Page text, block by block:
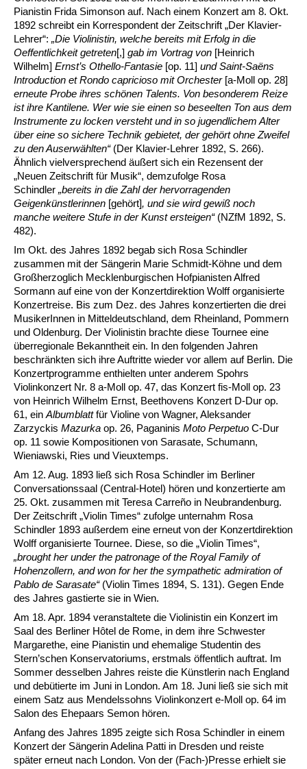
Pianistin Frida Simonson auf. Nach einem Konzert am 8. Okt.
1892 schreibt ein Korrespondent der Zeitschrift „Der Klavier-
Lehrer“: „Die Violinistin, welche bereits mit Erfolg in die
Oeffentlichkeit getreten[,] gab im Vortrag von [Heinrich
Wilhelm] Ernst’s Othello-Fantasie [op. 11] und Saint-Saëns
Introduction et Rondo capricioso mit Orchester [a-Moll op. 28]
erneute Probe ihres schönen Talents. Von besonderem Reize
ist ihre Kantilene. Wer wie sie einen so beseelten Ton aus dem
Instrumente zu locken versteht und in so jugendlichem Alter
über eine so sichere Technik gebietet, der gehört ohne Zweifel
zu den Auserwählten“(Der Klavier-Lehrer 1892, S. 266).
Ähnlich vielversprechend äußert sich ein Rezensent der
„Neuen Zeitschrift für Musik“, demzufolge Rosa
Schindler „bereits in die Zahl der hervorragenden
Geigenkünstlerinnen [gehört], und sie wird gewiß noch
manche weitere Stufe in der Kunst ersteigen“(NZfM 1892, S.
482).
Im Okt. des Jahres 1892 begab sich Rosa Schindler
zusammen mit der Sängerin Marie Schmidt-Köhne und dem
Großherzoglich Mecklenburgischen Hofpianisten Alfred
Sormann auf eine von der Konzertdirektion Wolff organisierte
Konzertreise. Bis zum Dez. des Jahres konzertierten die drei
MusikerInnen in Mitteldeutschland, dem Rheinland, Pommern
und Oldenburg. Der Violinistin brachte diese Tournee eine
überregionale Bekanntheit ein. In den folgenden Jahren
beschränkten sich ihre Auftritte wieder vor allem auf Berlin. Die
Konzertprogramme enthielten unter anderem Spohrs
Violinkonzert Nr. 8 a-Moll op. 47, das Konzert fis-Moll op. 23
von Heinrich Wilhelm Ernst, Beethovens Konzert D-Dur op.
61, ein Albumblattfür Violine von Wagner, Aleksander
Zarzyckis Mazurka op. 26, Paganinis Moto Perpetuo C-Dur
op. 11 sowie Kompositionen von Sarasate, Schumann,
Wieniawski, Ries und Vieuxtemps.
Am 12. Aug. 1893 ließ sich Rosa Schindler im Berliner
Conversationssaal (Central-Hotel) hören und konzertierte am
25. Okt. zusammen mit Teresa Carreño in Neubrandenburg.
Der Zeitschrift „Violin Times“ zufolge unternahm Rosa
Schindler 1893 außerdem eine erneut von der Konzertdirektion
Wolff organisierte Tournee. Diese, so die „Violin Times“,
„brought her under the patronage of the Royal Family of
Hohenzollern, and won for her the sympathetic admiration of
Pablo de Sarasate“(Violin Times 1894, S. 131). Gegen Ende
des Jahres gastierte sie in Wien.
Am 18. Apr. 1894 veranstaltete die Violinistin ein Konzert im
Saal des Berliner Hôtel de Rome, in dem ihre Schwester
Margarethe, eine Pianistin und ehemalige Studentin des
Stern’schen Konservatoriums, erstmals öffentlich auftrat. Im
Sommer desselben Jahres reiste die Künstlerin nach England
und debütierte im Juni in London. Am 18. Juni ließ sie sich mit
einem Satz aus Mendelssohns Violinkonzert e-Moll op. 64 im
Salon des Ehepaars Semon hören.
Anfang des Jahres 1895 zeigte sich Rosa Schindler in einem
Konzert der Sängerin Adelina Patti in Dresden und reiste
später erneut nach London. Von der (Fach-)Presse erhielt sie